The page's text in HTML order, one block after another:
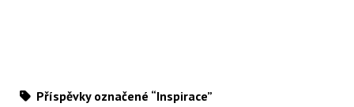
Příspěvky označené “Inspirace”